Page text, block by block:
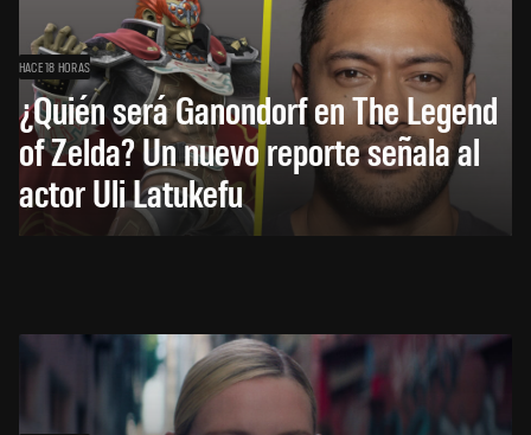
HACE 18 HORAS
¿Quién será Ganondorf en The Legend
of Zelda? Un nuevo reporte señala al
actor Uli Latukefu